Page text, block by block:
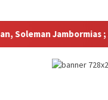
; Acara